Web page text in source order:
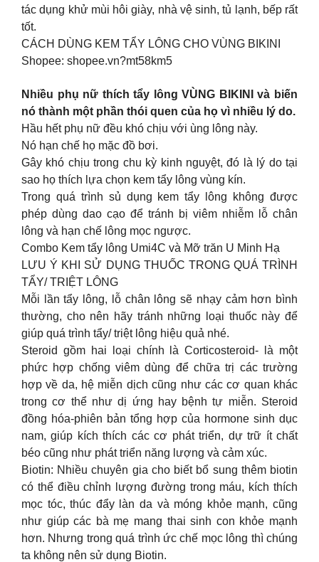
tác dụng khử mùi hôi giày, nhà vệ sinh, tủ lạnh, bếp rất
tốt.
CÁCH DÙNG KEM TẨY LÔNG CHO VÙNG BIKINI
Shopee: shopee.vn?mt58km5
Nhiều phụ nữ thích tẩy lông VÙNG BIKINI và biến
nó thành một phần thói quen của họ vì nhiều lý do.
Hầu hết phụ nữ đều khó chịu với ùng lông này.
Nó hạn chế họ mặc đồ bơi.
Gây khó chịu trong chu kỳ kinh nguyệt, đó là lý do tại
sao họ thích lựa chọn kem tẩy lông vùng kín.
Trong quá trình sủ dụng kem tẩy lông không được
phép dùng dao cạo để tránh bị viêm nhiễm lỗ chân
lông và hạn chế lông mọc ngược.
Combo Kem tẩy lông Umi4C và Mỡ trăn U Minh Hạ
LƯU Ý KHI SỬ DỤNG THUỐC TRONG QUÁ TRÌNH
TẨY/ TRIỆT LÔNG
Mỗi lần tẩy lông, lỗ chân lông sẽ nhạy cảm hơn bình
thường, cho nên hãy tránh những loại thuốc này để
giúp quá trình tẩy/ triệt lông hiệu quả nhé.
Steroid gồm hai loại chính là Corticosteroid- là một
phức hợp chống viêm dùng để chữa trị các trường
hợp về da, hệ miễn dịch cũng như các cơ quan khác
trong cơ thể như dị ứng hay bệnh tự miễn. Steroid
đồng hóa-phiên bản tổng hợp của hormone sinh dục
nam, giúp kích thích các cơ phát triển, dự trữ ít chất
béo cũng như phát triển năng lượng và cảm xúc.
Biotin: Nhiều chuyên gia cho biết bổ sung thêm biotin
có thể điều chỉnh lượng đường trong máu, kích thích
mọc tóc, thúc đẩy làn da và móng khỏe mạnh, cũng
như giúp các bà mẹ mang thai sinh con khỏe mạnh
hơn. Nhưng trong quá trình ức chế mọc lông thì chúng
ta không nên sử dụng Biotin.